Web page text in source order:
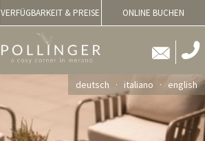
VERFÜGBARKEIT & PREISE ONLINE BUCHEN
deutsch italiano english